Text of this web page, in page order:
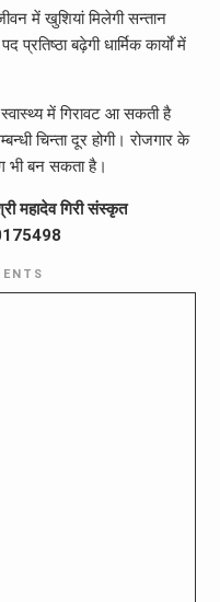
में खुशियां मिलेगी सन्तान
प्रतिष्ठा बढ़ेगी धार्मिक कार्यों में
में गिरावट आ सकती है
चिन्ता दूर होगी। रोजगार के
भी बन सकता है।
महादेव गिरी संस्कृत